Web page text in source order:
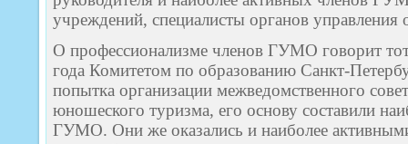
учреждений, специалисты органов управления
О профессионализме членов ГУМО говорит
года Комитетом по образованию Санкт-
попытка организации межведомственного
юношеского туризма, его основу составили
ГУМО. Они же оказались и наиболее